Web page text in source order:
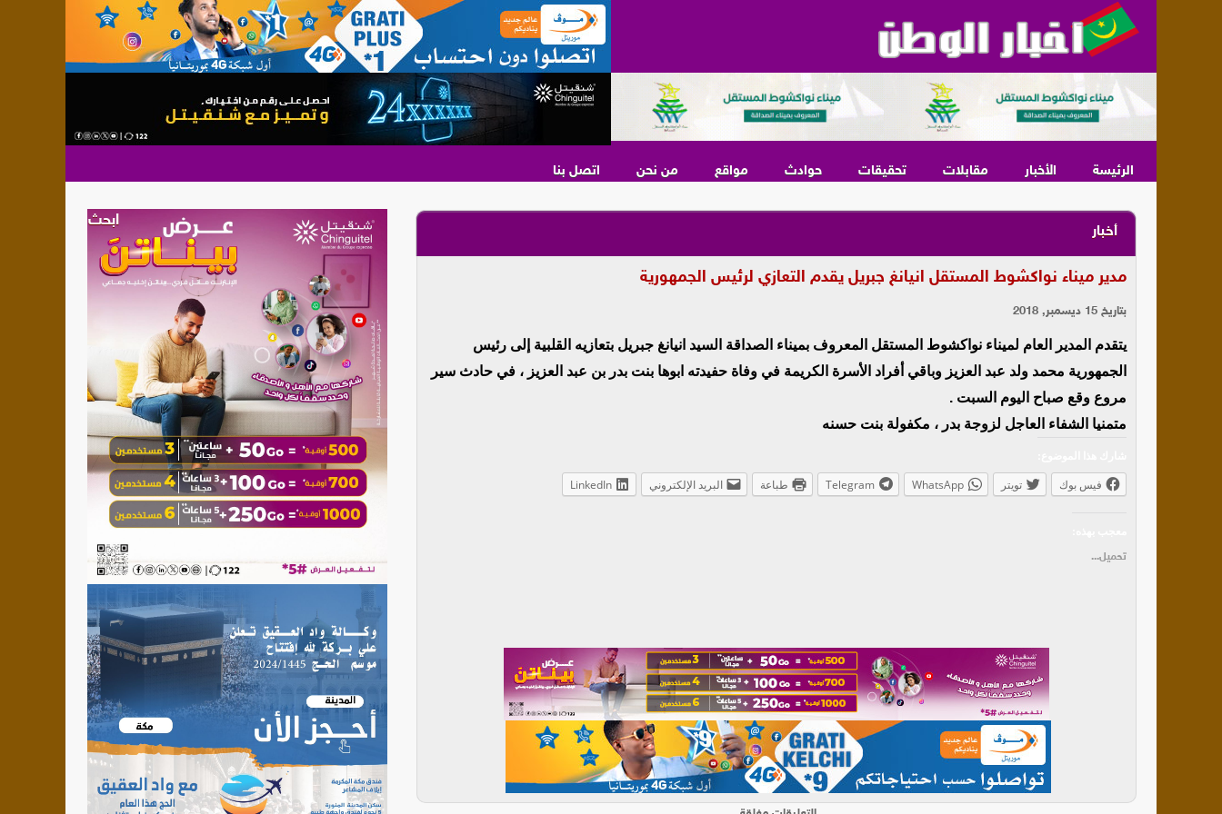
الرئيسة الأخبار مقابلات تحقيقات حوادث مواقع من نحن اتصل بنا
أخبار
مدير ميناء نواكشوط المستقل انيانغ جبريل يقدم التعازي لرئيس الجمهورية
بتاريخ 15 ديسمبر, 2018
يتقدم المدير العام لميناء نواكشوط المستقل المعروف بميناء الصداقة السيد انيانغ جبريل بتعازيه القلبية إلى رئيس
الجمهورية محمد ولد عبد العزيز وباقي أفراد الأسرة الكريمة في وفاة حفيدته ابوها بنت بدر بن عبد العزيز ، في حادث سير
مروع وقع صباح اليوم السبت .
متمنيا الشفاء العاجل لزوجة بدر ، مكفولة بنت حسنه
فيس بوك تويتر WhatsApp
Telegram طباعة البريد الإلكتروني LinkedIn
تحميل...